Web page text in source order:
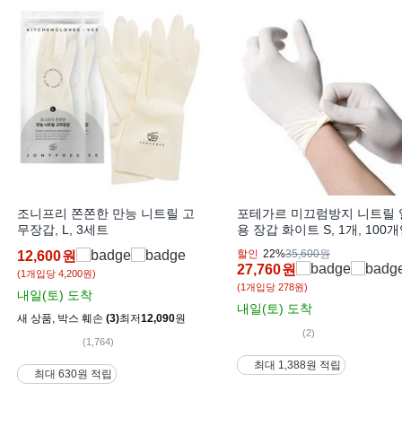
조니프리 쫀쫀한 만능 니트릴 고
무장갑, L, 3세트
12,600원
(1개입당 4,200원)
내일(토) 도착
새 상품 박스 훼손 (3)최저12,090원
(1,764)
최대 630원 적립
포테가르 미끄럼방지 니트릴
용 장갑 화이트 S, 1개, 100개
할인 22%35,600원
27,760원
(1개입당 278원)
내일(토) 도착
(2)
최대 1,388원 적립